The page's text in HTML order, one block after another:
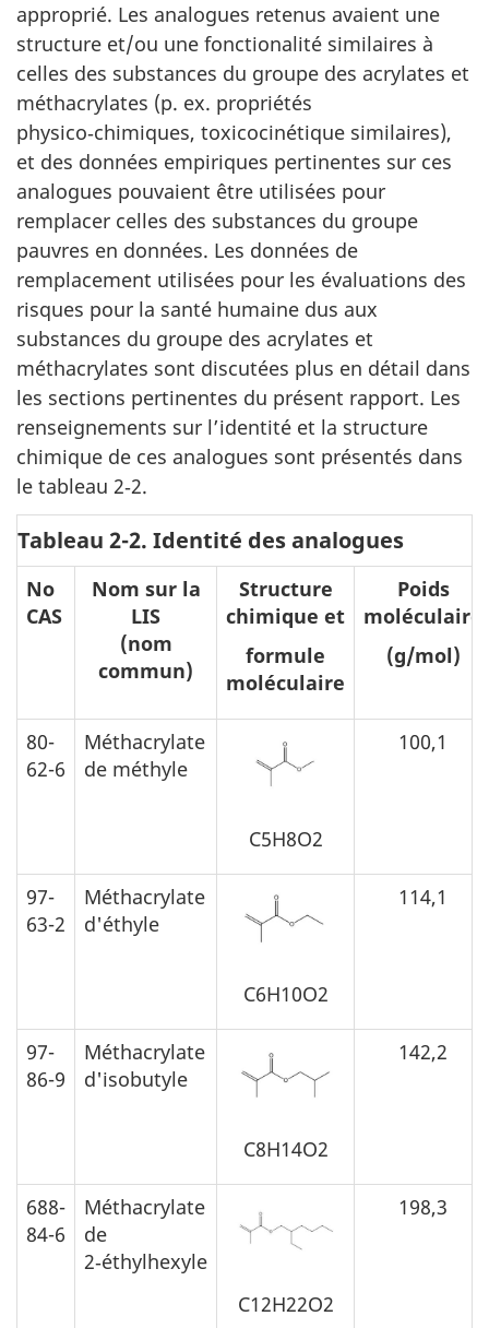
approprié. Les analogues retenus avaient une
structure et/ou une fonctionalité similaires à
celles des substances du groupe des acrylates et
méthacrylates (p. ex. propriétés
physico‑chimiques, toxicocinétique similaires),
et des données empiriques pertinentes sur ces
analogues pouvaient être utilisées pour
remplacer celles des substances du groupe
pauvres en données. Les données de
remplacement utilisées pour les évaluations des
risques pour la santé humaine dus aux
substances du groupe des acrylates et
méthacrylates sont discutées plus en détail dans
les sections pertinentes du présent rapport. Les
renseignements sur l’identité et la structure
chimique de ces analogues sont présentés dans
le tableau 2‑2.
Tableau 2-2. Identité des analogues
No
CAS
Nom sur la
LIS
(nom
commun)
Structure
chimique et
formule
moléculaire
Poids
moléculaire
(g/mol)
80-
62-6
Méthacrylate
de méthyle
C5H8O2
100,1
97-
63-2
Méthacrylate
d'éthyle
C6H10O2
114,1
97-
86-9
Méthacrylate
d'isobutyle
C8H14O2
142,2
688-
84-6
Méthacrylate
de
2‑éthylhexyle
C12H22O2
198,3